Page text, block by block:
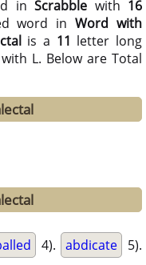
inScrabble with 16
word inWord with
is a 11 letter long
L. Below are Total
4). abdicate 5).